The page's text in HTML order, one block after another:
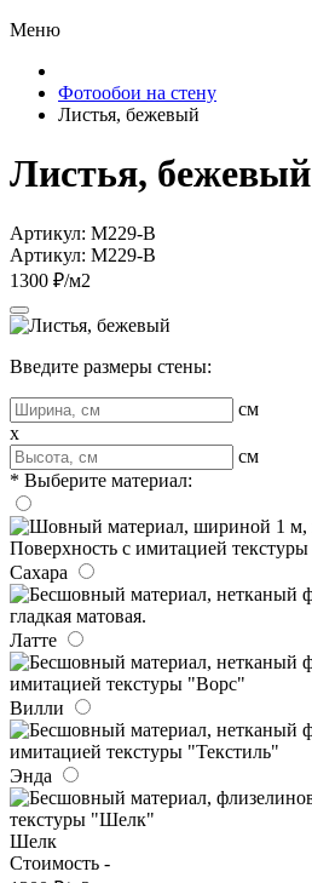
Меню
Фотообои на стену
Листья, бежевый
Листья, бежевый
Артикул: M229-B
Артикул: M229-B
1300 ₽/м2
Введите размеры стены:
см
x
см
* Выберите материал:
Сахара
Латте
Вилли
Энда
Шелк
Стоимость -